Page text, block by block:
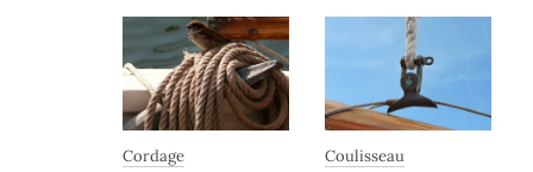
Cordage Coulisseau